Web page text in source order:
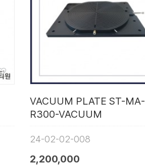
VACUUM PLATE ST-MA-
R300-VACUUM
24-02-02-008
2,200,000